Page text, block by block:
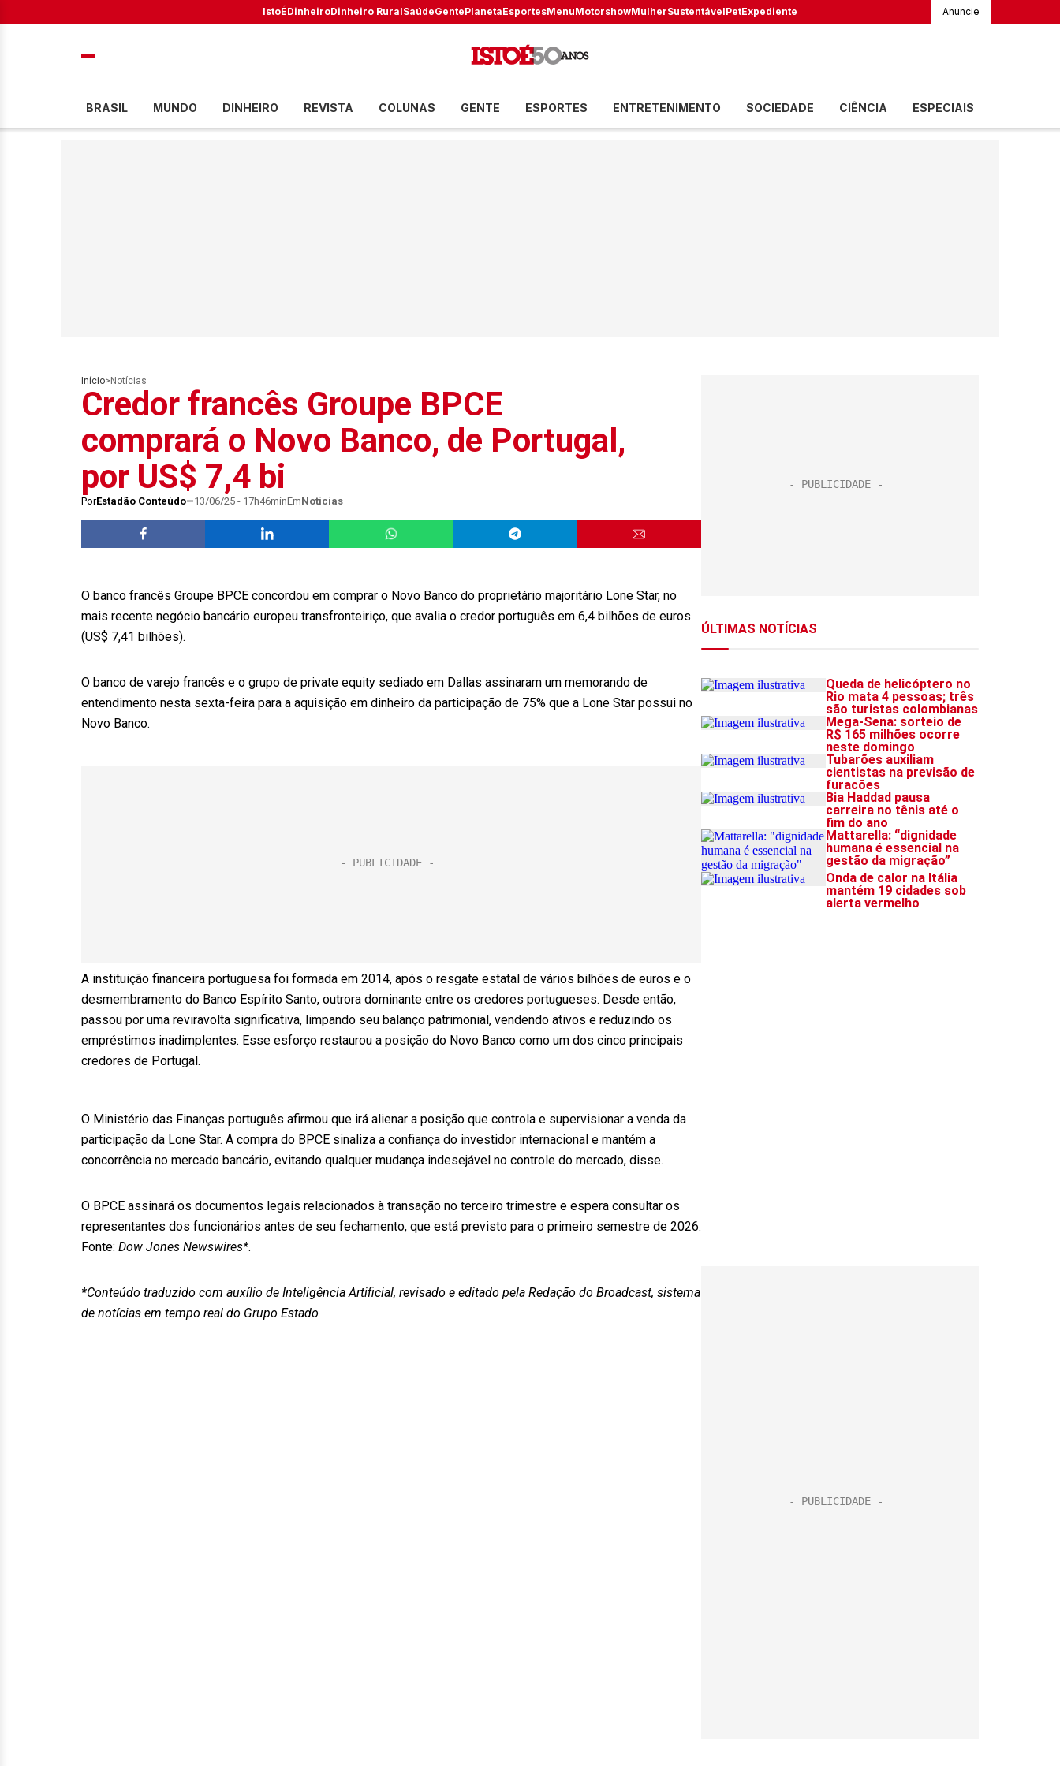
IstoÉDinheiroDinheiro RuralSaúdeGentePlanetaEsportesMenuMotorshowMulherSustentávelPetExpediente Anuncie
BRASIL MUNDO DINHEIRO REVISTA COLUNAS GENTE ESPORTES ENTRETENIMENTO SOCIEDADE CIÊNCIA ESPECIAIS
Início> Notícias
Credor francês Groupe BPCE
comprará o Novo Banco, de Portugal,
por US$ 7,4 bi
PorEstadão Conteúdo 13/06/25 - 17h46minEmNotícias
O banco francês Groupe BPCE concordou em comprar o Novo Banco do proprietário majoritário Lone Star, no
mais recente negócio bancário europeu transfronteiriço, que avalia o credor português em 6,4 bilhões de euros
(US$ 7,41 bilhões).
O banco de varejo francês e o grupo de private equity sediado em Dallas assinaram um memorando de
entendimento nesta sexta-feira para a aquisição em dinheiro da participação de 75% que a Lone Star possui no
Novo Banco.
A instituição financeira portuguesa foi formada em 2014, após o resgate estatal de vários bilhões de euros e o
desmembramento do Banco Espírito Santo, outrora dominante entre os credores portugueses. Desde então,
passou por uma reviravolta significativa, limpando seu balanço patrimonial, vendendo ativos e reduzindo os
empréstimos inadimplentes. Esse esforço restaurou a posição do Novo Banco como um dos cinco principais
credores de Portugal.
O Ministério das Finanças português afirmou que irá alienar a posição que controla e supervisionar a venda da
participação da Lone Star. A compra do BPCE sinaliza a confiança do investidor internacional e mantém a
concorrência no mercado bancário, evitando qualquer mudança indesejável no controle do mercado, disse.
O BPCE assinará os documentos legais relacionados à transação no terceiro trimestre e espera consultar os
representantes dos funcionários antes de seu fechamento, que está previsto para o primeiro semestre de 2026.
Fonte: Dow Jones Newswires*.
*Conteúdo traduzido com auxílio de Inteligência Artificial, revisado e editado pela Redação do Broadcast, sistema
de notícias em tempo real do Grupo Estado